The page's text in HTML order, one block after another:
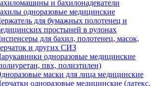
и бахилонадеватели
одноразовые медицинские
для бумажных полотенец и
простыней в рулонах
для бахил, полотенец, масок,
и других СИЗ
одноразовые медицинские
пвх, полиэтилен)
маски для лица медицинские
одноразовые медицинские (латекс,